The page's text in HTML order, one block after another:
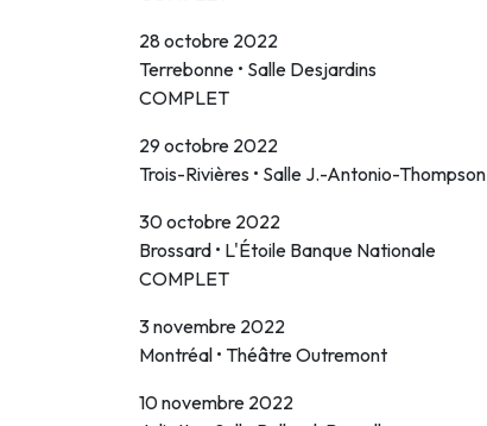
28 octobre 2022
Terrebonne • Salle Desjardins
COMPLET
29 octobre 2022
Trois-Rivières • Salle J.-Antonio-Thompson
30 octobre 2022
Brossard • L'Étoile Banque Nationale
COMPLET
3 novembre 2022
Montréal • Théâtre Outremont
10 novembre 2022